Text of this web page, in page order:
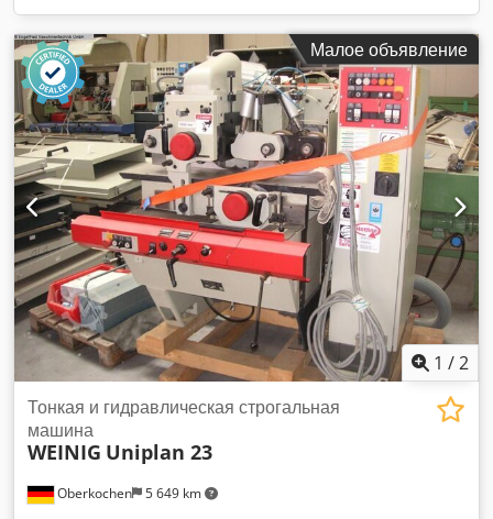
Малое объявление
1 /2
Oberkochen 5 649 km
Тонкая и гидравлическая строгальная
машина
WEINIG Uniplan 23